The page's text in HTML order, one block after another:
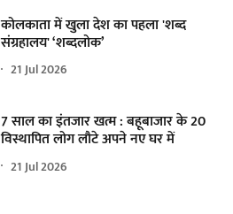
कोलकाता में खुला देश का पहला 'शब्द
संग्रहालय' ‘शब्दलोक’
21 Jul 2026
7 साल का इंतजार खत्म : बहूबाजार के 20
विस्थापित लोग लौटे अपने नए घर में
21 Jul 2026